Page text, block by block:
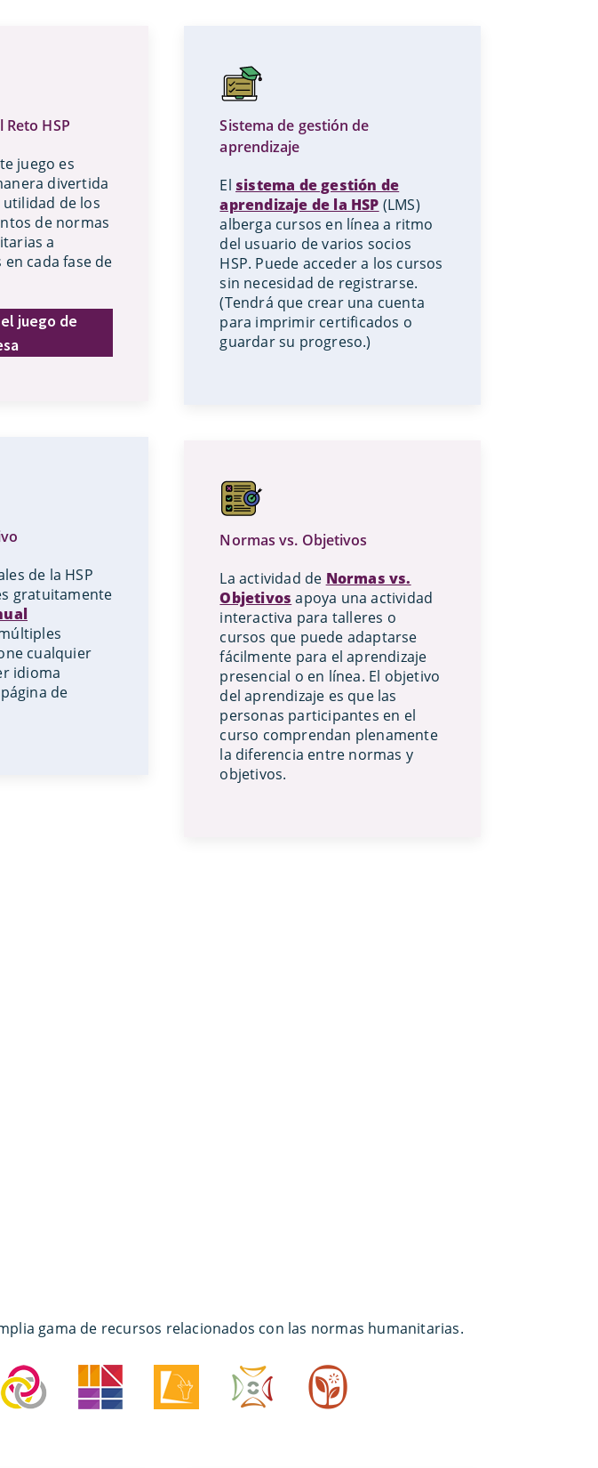
Reto HSP
juego es
divertida
de los
de normas
a
cada fase de
juego de
Sistema de gestión de
aprendizaje
El sistema de gestión de
aprendizaje de la HSP (LMS)
alberga cursos en línea a ritmo
del usuario de varios socios
HSP. Puede acceder a los cursos
sin necesidad de registrarse.
(Tendrá que crear una cuenta
para imprimir certificados o
guardar su progreso.)
de la HSP
gratuitamente
cualquier
idioma
de
Normas vs. Objetivos
La actividad de Normas vs.
Objetivos apoya una actividad
interactiva para talleres o
cursos que puede adaptarse
fácilmente para el aprendizaje
presencial o en línea. El objetivo
del aprendizaje es que las
personas participantes en el
curso comprendan plenamente
la diferencia entre normas y
objetivos.
gama de recursos relacionados con las normas humanitarias.